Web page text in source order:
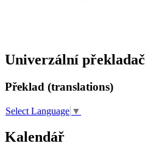
Univerzální překladač
Překlad (translations)
Select Language ▼
Kalendář